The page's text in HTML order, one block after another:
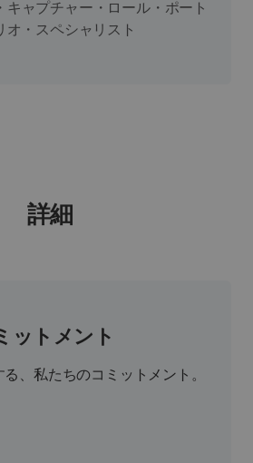
キャプチャー・ロール・ポート
オ・スペシャリスト
詳細
ットメント
、私たちのコミットメント。